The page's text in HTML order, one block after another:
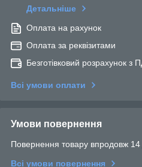
Детальніше
Оплата на рахунок
Оплата за реквізитами
Безготівковий розрахунок з
Всі умови оплати
Умови повернення
Повернення товару впродовж 14
Всі умови повернення